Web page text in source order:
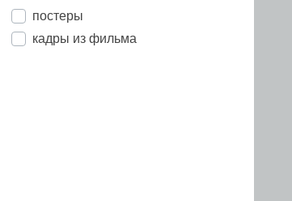
постеры
кадры из фильма